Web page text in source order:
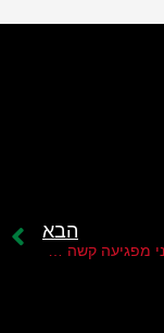
הבא